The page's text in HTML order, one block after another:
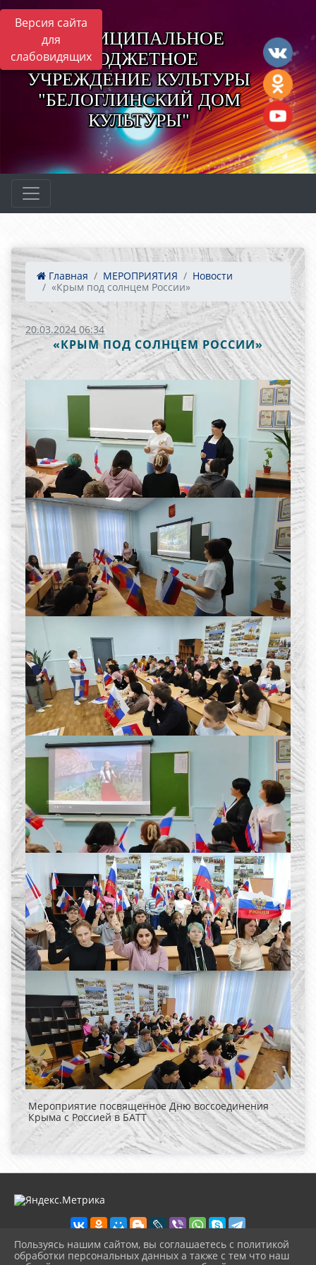
Версия сайта
для
слабовидящих
МУНИЦИПАЛЬНОЕ
БЮДЖЕТНОЕ
УЧРЕЖДЕНИЕ КУЛЬТУРЫ
"БЕЛОГЛИНСКИЙ ДОМ
КУЛЬТУРЫ"
Главная МЕРОПРИЯТИЯ
Новости
«Крым под солнцем России»
20.03.2024 06:34
«КРЫМ ПОД СОЛНЦЕМ РОССИИ»
Мероприятие посвященное Дню воссоединения
Крыма с Россией в БАТТ
Пользуясь нашим сайтом, вы соглашаетесь с политикой
обработки персональных данных а также с тем что наш